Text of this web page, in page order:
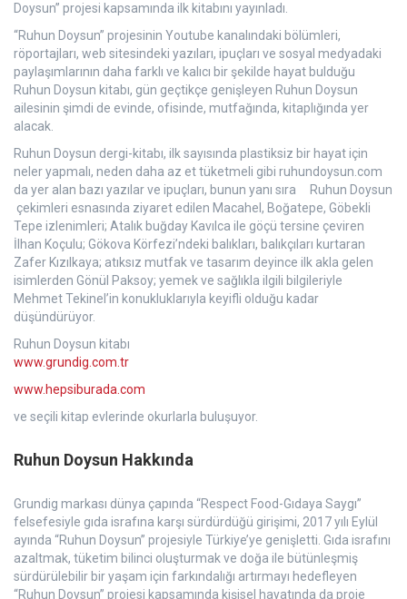
Doysun” projesi kapsamında ilk kitabını yayınladı.
“Ruhun Doysun” projesinin Youtube kanalındaki bölümleri,
röportajları, web sitesindeki yazıları, ipuçları ve sosyal medyadaki
paylaşımlarının daha farklı ve kalıcı bir şekilde hayat bulduğu
Ruhun Doysun kitabı, gün geçtikçe genişleyen Ruhun Doysun
ailesinin şimdi de evinde, ofisinde, mutfağında, kitaplığında yer
alacak.
Ruhun Doysun dergi-kitabı, ilk sayısında plastiksiz bir hayat için
neler yapmalı, neden daha az et tüketmeli gibi ruhundoysun.com
da yer alan bazı yazılar ve ipuçları, bunun yanı sıra Ruhun Doysun
çekimleri esnasında ziyaret edilen Macahel, Boğatepe, Göbekli
Tepe izlenimleri; Atalık buğday Kavılca ile göçü tersine çeviren
İlhan Koçulu; Gökova Körfezi’ndeki balıkları, balıkçıları kurtaran
Zafer Kızılkaya; atıksız mutfak ve tasarım deyince ilk akla gelen
isimlerden Gönül Paksoy; yemek ve sağlıkla ilgili bilgileriyle
Mehmet Tekinel’in konukluklarıyla keyifli olduğu kadar
düşündürüyor.
Ruhun Doysun kitabı
www.grundig.com.tr
www.hepsiburada.com
ve seçili kitap evlerinde okurlarla buluşuyor.
Ruhun Doysun Hakkında
Grundig markası dünya çapında “Respect Food-Gıdaya Saygı”
felsefesiyle gıda israfına karşı sürdürdüğü girişimi, 2017 yılı Eylül
ayında “Ruhun Doysun” projesiyle Türkiye’ye genişletti. Gıda israfını
azaltmak, tüketim bilinci oluşturmak ve doğa ile bütünleşmiş
sürdürülebilir bir yaşam için farkındalığı artırmayı hedefleyen
“Ruhun Doysun” projesi kapsamında kişisel hayatında da proje